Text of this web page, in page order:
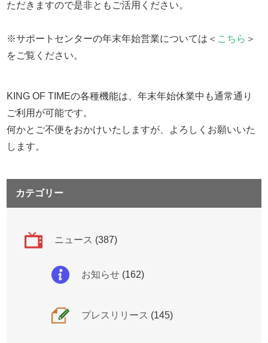
ただきますので是非ともご活用ください。
※サポートセンターの年末年始営業については＜ こちら ＞
をご覧ください。
KING OF TIMEの各種機能は、年末年始休業中も通常通り
ご利用が可能です。
何かとご不便をおかけいたしますが、よろしくお願いいた
します。
カテゴリー
ニュース (387)
お知らせ (162)
プレスリリース (145)